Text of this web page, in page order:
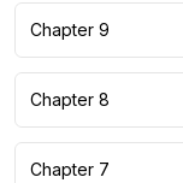
Chapter 9
Chapter 8
Chapter 7